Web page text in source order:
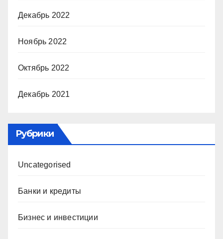
Декабрь 2022
Ноябрь 2022
Октябрь 2022
Декабрь 2021
Рубрики
Uncategorised
Банки и кредиты
Бизнес и инвестиции